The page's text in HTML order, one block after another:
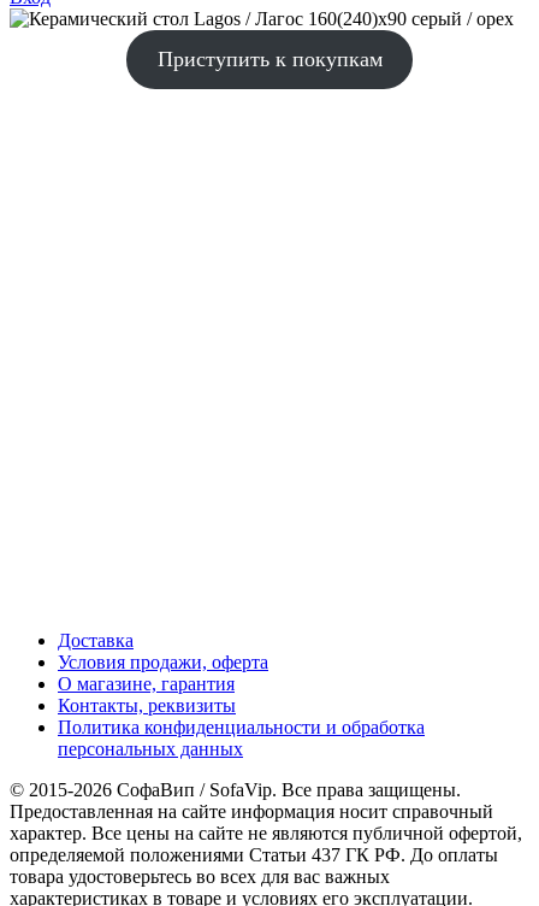
Приступить к покупкам
Доставка
Условия продажи, оферта
О магазине, гарантия
Контакты, реквизиты
Политика конфиденциальности и обработка
персональных данных
© 2015-2026 СофаВип / SofaVip. Все права защищены.
Предоставленная на сайте информация носит справочный
характер. Все цены на сайте не являются публичной офертой,
определяемой положениями Статьи 437 ГК РФ. До оплаты
товара удостоверьтесь во всех для вас важных
характеристиках в товаре и условиях его эксплуатации.